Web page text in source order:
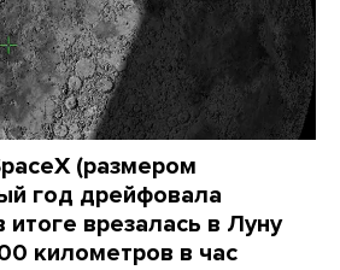
(размером
год дрейфовала
врезалась в Луну
километров в час